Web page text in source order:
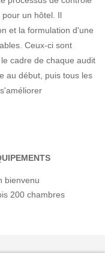
un hôtel. Il
et la formulation d'une
Ceux-ci sont
cadre de chaque audit
au début, puis tous les
bienvenu
200 chambres